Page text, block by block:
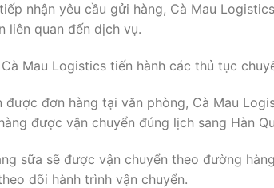
nhận yêu cầu gửi hàng, Cà Mau
liên quan đến dịch vụ.
Mau Logistics tiến hành các thủ tục
được đơn hàng tại văn phòng, Cà Mau
được vận chuyển đúng lịch sang Hàn
sữa sẽ được vận chuyển theo đường
dõi hành trình vận chuyển.